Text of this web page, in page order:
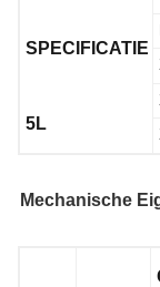
SPECIFICATIE
5L
Mechanische